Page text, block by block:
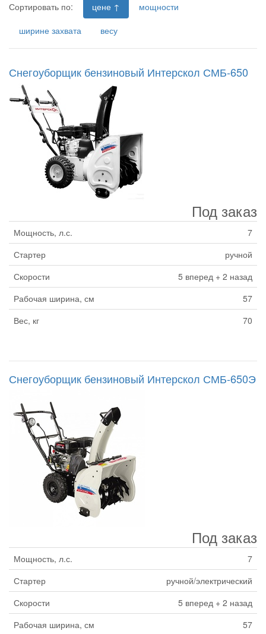
Сортировать по: цене ↑
мощности
ширине захвата
весу
Снегоуборщик бензиновый Интерскол СМБ-650
Под заказ
Мощность, л.с.
7
Стартер
ручной
Скорости
5 вперед + 2 назад
Рабочая ширина, см
57
Вес, кг
70
Снегоуборщик бензиновый Интерскол СМБ-650Э
Под заказ
Мощность, л.с.
7
Стартер
ручной/электрический
Скорости
5 вперед + 2 назад
Рабочая ширина, см
57